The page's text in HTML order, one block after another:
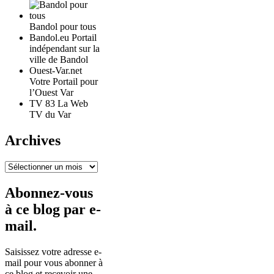
Bandol pour tous
Bandol.eu Portail
indépendant sur la
ville de Bandol
Ouest-Var.net
Votre Portail pour
l’Ouest Var
TV 83 La Web
TV du Var
Archives
Archives
Abonnez-vous
à ce blog par e-
mail.
Saisissez votre adresse e-
mail pour vous abonner à